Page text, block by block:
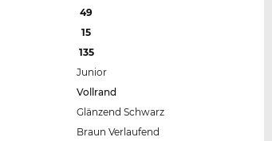
49
15
135
Junior
Vollrand
Glänzend Schwarz
Braun Verlaufend